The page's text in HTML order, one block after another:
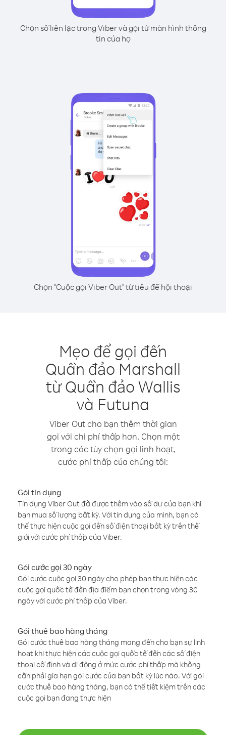
Chọn số liên lạc trong Viber và gọi từ màn hình thông
tin của họ
Chọn "Cuộc gọi Viber Out" từ tiêu đề hội thoại
Mẹo để gọi đến
Quần đảo Marshall
từ Quần đảo Wallis
và Futuna
Viber Out cho bạn thêm thời gian
gọi với chi phí thấp hơn. Chọn một
trong các tùy chọn gọi linh hoạt,
cước phí thấp của chúng tôi:
Gói tín dụng
Tín dụng Viber Out đã được thêm vào số dư của bạn khi
bạn mua số lượng bất kỳ. Với tín dụng của mình, bạn có
thể thực hiện cuộc gọi đến số điện thoại bất kỳ trên thế
giới với cước phí thấp của Viber.
Gói cước gọi 30 ngày
Gói cước cuộc gọi 30 ngày cho phép bạn thực hiện các
cuộc gọi quốc tế đến địa điểm bạn chọn trong vòng 30
ngày với cước phí thấp của Viber.
Gói thuê bao hàng tháng
Gói cước thuê bao hàng tháng mang đến cho bạn sự linh
hoạt khi thực hiện các cuộc gọi quốc tế đến các số điện
thoại cố định và di động ở mức cước phí thấp mà không
cần phải gia hạn gói cước của bạn bất kỳ lúc nào. Với gói
cước thuê bao hàng tháng, bạn có thể tiết kiệm trên các
cuộc gọi bạn đang thực hiện